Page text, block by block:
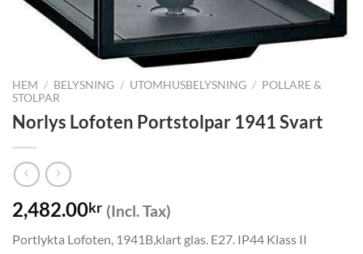
HEM / BELYSNING / UTOMHUSBELYSNING / POLLARE &
STOLPAR
Norlys Lofoten Portstolpar 1941 Svart
2,482.00kr (Incl. Tax)
Portlykta Lofoten, 1941B,klart glas. E27. IP44 Klass II